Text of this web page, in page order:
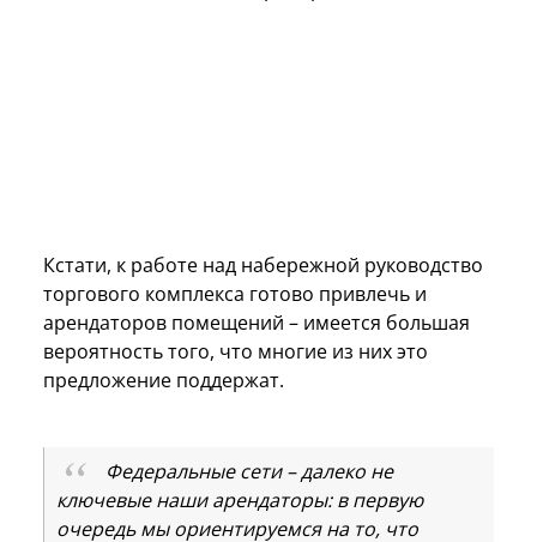
Кстати, к работе над набережной руководство
торгового комплекса готово привлечь и
арендаторов помещений – имеется большая
вероятность того, что многие из них это
предложение поддержат.
Федеральные сети – далеко не
ключевые наши арендаторы: в первую
очередь мы ориентируемся на то, что